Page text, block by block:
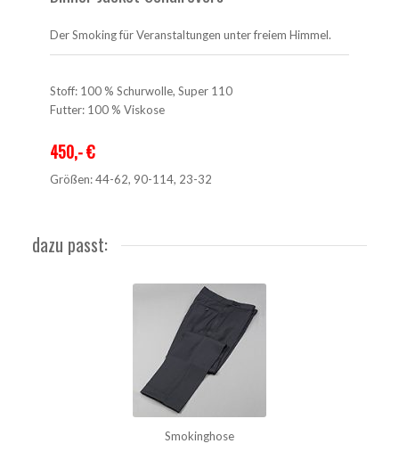
Der Smoking für Veranstaltungen unter freiem Himmel.
Stoff: 100 % Schurwolle, Super 110
Futter: 100 % Viskose
450,- €
Größen: 44-62, 90-114, 23-32
dazu passt:
Smokinghose